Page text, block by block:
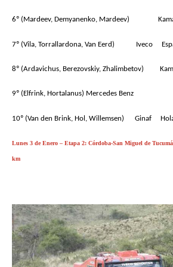
6º (Mardeev, Demyanenko, Mardeev)
7º (Vila, Torrallardona, Van Eerd) Iveco
8º (Ardavichus, Berezovskiy, Zhalimbetov)
9º (Elfrink, Hortalanus) Mercedes Benz
10º (Van den Brink, Hol, Willemsen) Ginaf
Lunes 3 de Enero – Etapa 2: Córdoba-San Miguel de
km